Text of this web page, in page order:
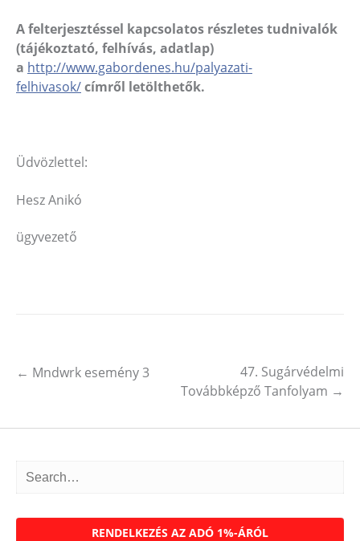
A felterjesztéssel kapcsolatos részletes tudnivalók
(tájékoztató, felhívás, adatlap)
a http://www.gabordenes.hu/palyazati-
felhivasok/címről letölthetők.
Üdvözlettel:
Hesz Anikó
ügyvezető
Post navigation
← Mndwrk esemény 3
47. Sugárvédelmi
Továbbképző Tanfolyam →
RENDELKEZÉS AZ ADÓ 1%-ÁRÓL